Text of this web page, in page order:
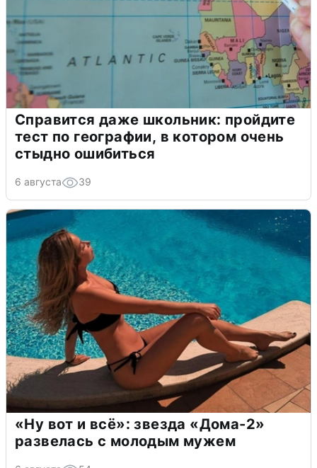
Справится даже школьник: пройдите
тест по географии, в котором очень
стыдно ошибиться
6 августа 39
«Ну вот и всё»: звезда «Дома-2»
развелась с молодым мужем